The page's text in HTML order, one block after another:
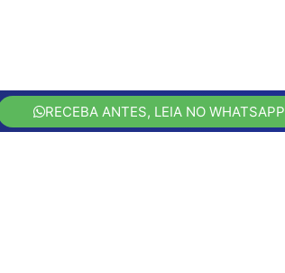
RECEBA ANTES, LEIA NO WHATSAPP